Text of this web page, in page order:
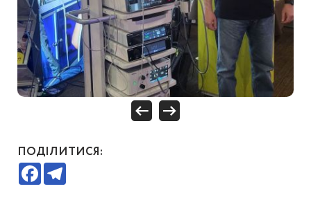
ПОДІЛИТИСЯ:
Facebook